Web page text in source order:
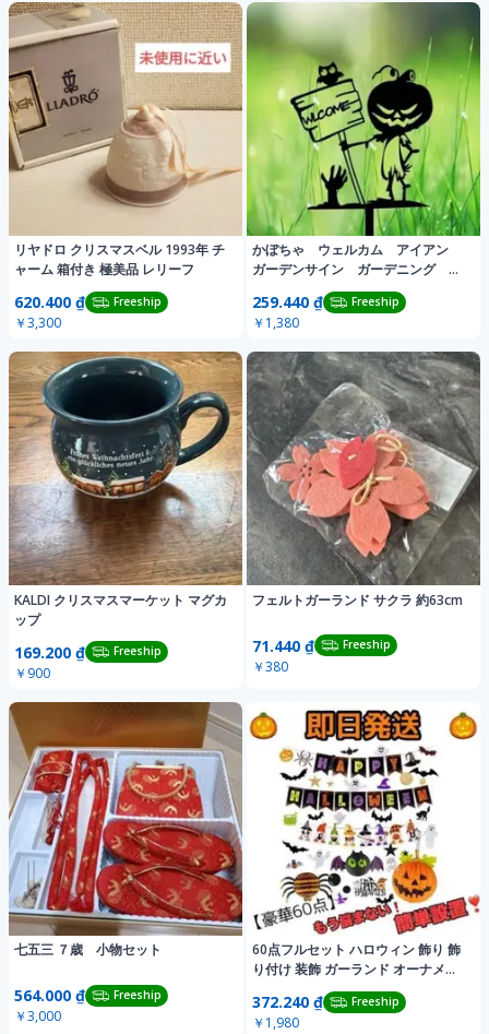
リヤドロ クリスマスベル 1993年 チ
ャーム 箱付き 極美品 レリーフ
620.400 ₫ Freeship
￥3,300
かぼちゃ ウェルカム アイアン
ガーデンサイン ガーデニング 庭
装飾 ハロウィン
259.440 ₫ Freeship
￥1,380
KALDI クリスマスマーケット マグカ
ップ
169.200 ₫ Freeship
￥900
フェルトガーランド サクラ 約63cm
71.440 ₫ Freeship
￥380
七五三 ７歳 小物セット
564.000 ₫ Freeship
￥3,000
60点フルセット ハロウィン 飾り 飾
り付け 装飾 ガーランド オーナメン
372.240 ₫ Freeship
￥1,980